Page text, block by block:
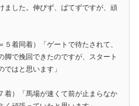
ました。伸びず、ばてずですが、頑
着同着）「ゲートで待たされて、
で挽回できたのですが、スタート
はと思います」
着）「馬場が速くて前が止まらなか